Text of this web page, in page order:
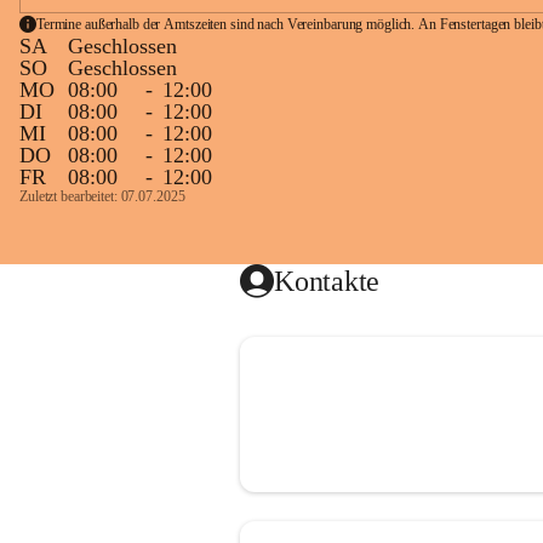
Termine außerhalb der Amtszeiten sind nach Vereinbarung möglich. An Fenstertagen
SA
Geschlossen
SO
Geschlossen
MO 08:00 - 12:00
DI
08:00 - 12:00
MI
08:00 - 12:00
DO
08:00 - 12:00
FR
08:00 - 12:00
Zuletzt bearbeitet: 07.07.2025
Kontakte